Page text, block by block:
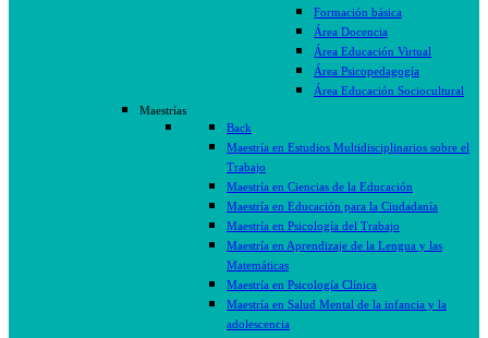
Formación básica
Área Docencia
Área Educación Virtual
Área Psicopedagogía
Área Educación Sociocultural
Maestrías
Back
Maestría en Estudios Multidisciplinarios sobre el
Trabajo
Maestría en Ciencias de la Educación
Maestría en Educación para la Ciudadanía
Maestría en Psicología del Trabajo
Maestría en Aprendizaje de la Lengua y las
Matemáticas
Maestría en Psicología Clínica
Maestría en Salud Mental de la infancia y la
adolescencia